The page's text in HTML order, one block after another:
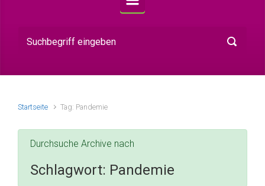
Startseite Tag: Pandemie
Durchsuche Archive nach
Schlagwort: Pandemie